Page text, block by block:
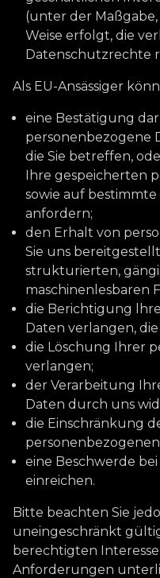
(unter der Maßgabe,
Weise erfolgt, die
Datenschutzrechte
Als EU-Ansässiger
eine Bestätigung
personenbezogene
die Sie betreffen,
Ihre gespeicherten
sowie auf
anfordern;
den Erhalt von
Sie uns
strukturierten,
maschinenlesbaren
die Berichtigung
Daten verlangen,
die Löschung Ihrer
verlangen;
der Verarbeitung
Daten durch uns
die Einschränkung
eine Beschwerde
einreichen.
Bitte beachten Sie
uneingeschränkt
berechtigten
Anforderungen